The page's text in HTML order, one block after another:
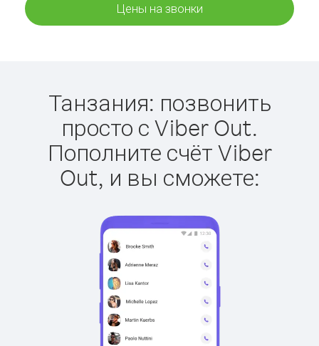
Цены на звонки
Танзания: позвонить
просто с Viber Out.
Пополните счёт Viber
Out, и вы сможете: